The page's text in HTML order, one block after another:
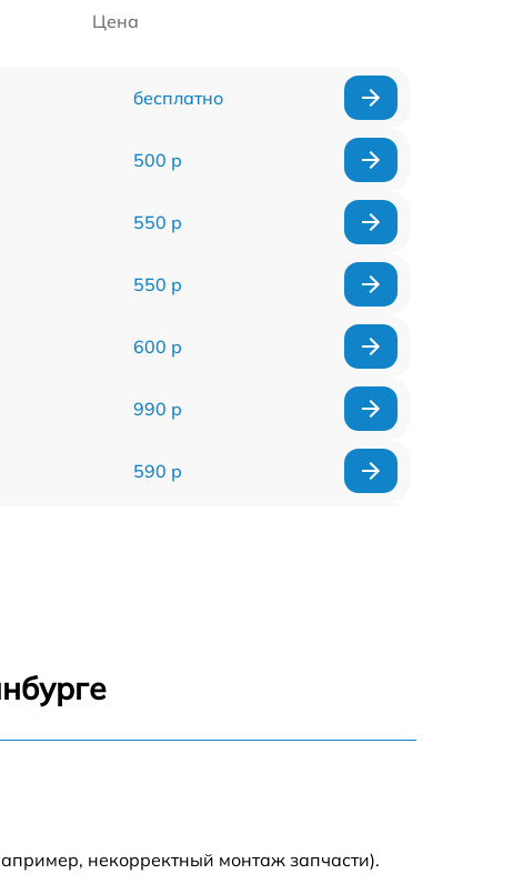
Цена
бесплатно
500 р
550 р
550 р
600 р
990 р
590 р
некорректный монтаж запчасти).